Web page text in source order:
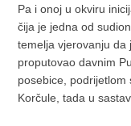
Pa i onoj u okviru
čija je jedna od
temelja vjerovanju da
proputovao davnim
posebice, podrijetlom
Korčule, tada u